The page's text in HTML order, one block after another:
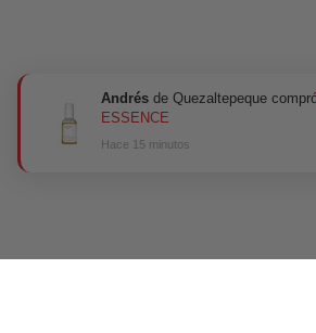
Andrés de Quezaltepeque
ESSENCE
Hace 15 minutos